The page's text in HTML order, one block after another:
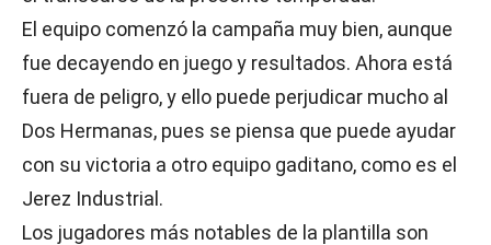
El equipo comenzó la campaña muy bien, aunque
fue decayendo en juego y resultados. Ahora está
fuera de peligro, y ello puede perjudicar mucho al
Dos Hermanas, pues se piensa que puede ayudar
con su victoria a otro equipo gaditano, como es el
Jerez Industrial.
Los jugadores más notables de la plantilla son